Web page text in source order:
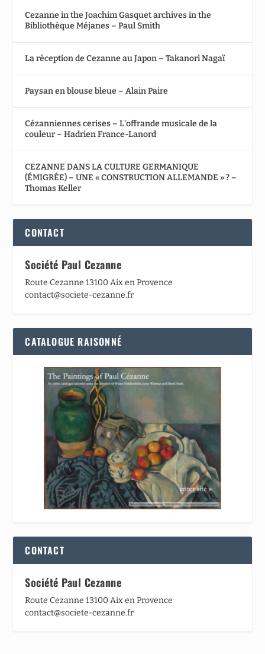
Cezanne in the Joachim Gasquet archives in the
Bibliothèque Méjanes – Paul Smith
La réception de Cezanne au Japon – Takanori Nagaï
Paysan en blouse bleue – Alain Paire
Cézanniennes cerises – L’offrande musicale de la
couleur – Hadrien France-Lanord
CEZANNE DANS LA CULTURE GERMANIQUE
(ÉMIGRÉE) – UNE « CONSTRUCTION ALLEMANDE » ? –
Thomas Keller
CONTACT
Société Paul Cezanne
Route Cezanne 13100 Aix en Provence
contact@societe-cezanne.fr
CATALOGUE RAISONNÉ
CONTACT
Société Paul Cezanne
Route Cezanne 13100 Aix en Provence
contact@societe-cezanne.fr